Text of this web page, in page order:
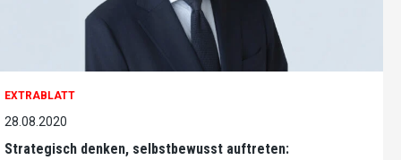
EXTRABLATT
28.08.2020
Strategisch denken, selbstbewusst auftreten: